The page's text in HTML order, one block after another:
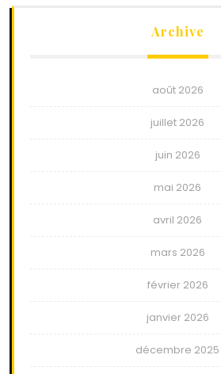
Archive
août 2026
juillet 2026
juin 2026
mai 2026
avril 2026
mars 2026
février 2026
janvier 2026
décembre 2025